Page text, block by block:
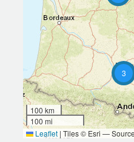
3
100 km
100 mi
Leaflet | Tiles © Esri —